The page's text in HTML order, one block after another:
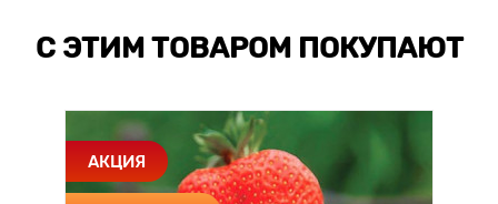
С ЭТИМ ТОВАРОМ ПОКУПАЮТ
АКЦИЯ